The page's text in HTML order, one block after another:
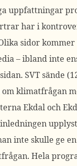
uppfattningar
har i
sidor
– ibland inte
SVT sände
klimatfrågan
Ekdal och
inte skulle ge
Hela